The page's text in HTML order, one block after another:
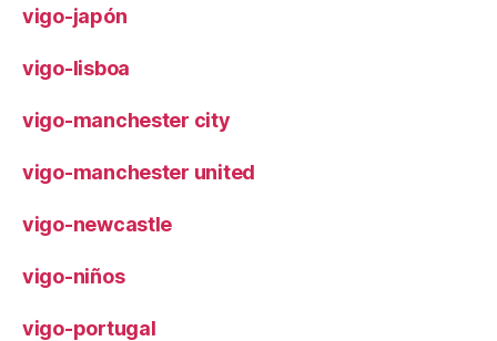
vigo-japón
vigo-lisboa
vigo-manchester city
vigo-manchester united
vigo-newcastle
vigo-niños
vigo-portugal